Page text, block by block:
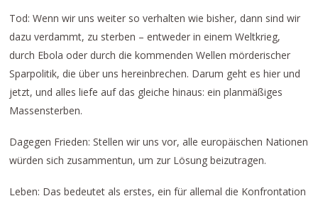
Tod: Wenn wir uns weiter so verhalten wie bisher, dann sind wir
dazu verdammt, zu sterben – entweder in einem Weltkrieg,
durch Ebola oder durch die kommenden Wellen mörderischer
Sparpolitik, die über uns hereinbrechen. Darum geht es hier und
jetzt, und alles liefe auf das gleiche hinaus: ein planmäßiges
Massensterben.
Dagegen Frieden: Stellen wir uns vor, alle europäischen Nationen
würden sich zusammentun, um zur Lösung beizutragen.
Leben: Das bedeutet als erstes, ein für allemal die Konfrontation